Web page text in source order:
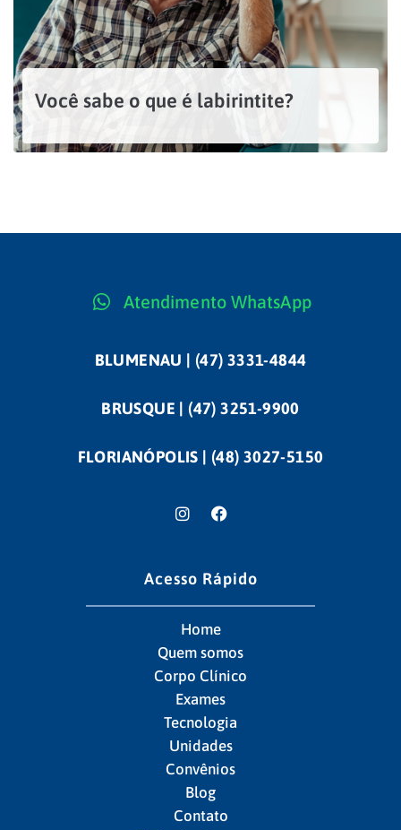
Você sabe o que é labirintite?
Atendimento WhatsApp
BLUMENAU | (47) 3331-4844
BRUSQUE | (47) 3251-9900
FLORIANÓPOLIS | (48) 3027-5150
Acesso Rápido
Home
Quem somos
Corpo Clínico
Exames
Tecnologia
Unidades
Convênios
Blog
Contato